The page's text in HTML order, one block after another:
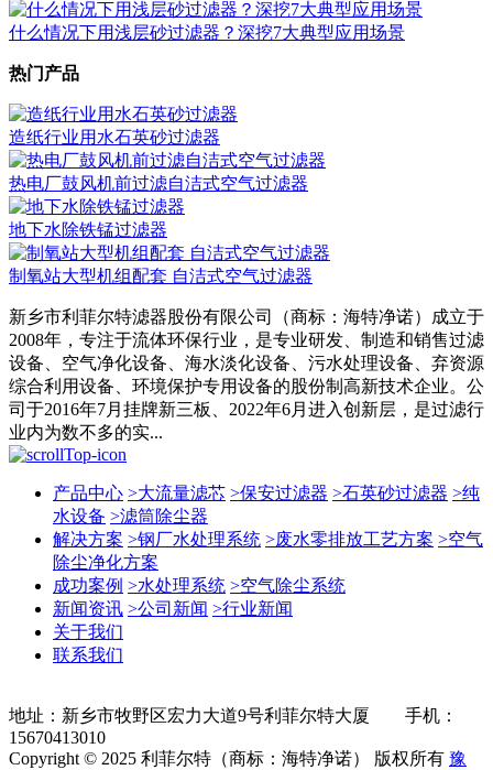
什么情况下用浅层砂过滤器？深挖7大典型应用场景
热门产品
造纸行业用水石英砂过滤器
热电厂鼓风机前过滤自洁式空气过滤器
地下水除铁锰过滤器
制氧站大型机组配套 自洁式空气过滤器
新乡市利菲尔特滤器股份有限公司（商标：海特净诺）成立于
2008年，专注于流体环保行业，是专业研发、制造和销售过滤
设备、空气净化设备、海水淡化设备、污水处理设备、弃资源
综合利用设备、环境保护专用设备的股份制高新技术企业。公
司于2016年7月挂牌新三板、2022年6月进入创新层，是过滤行
业内为数不多的实...
产品中心 >大流量滤芯 >保安过滤器 >石英砂过滤器 >纯
水设备 >滤筒除尘器
解决方案 >钢厂水处理系统 >废水零排放工艺方案 >空气
除尘净化方案
成功案例 >水处理系统 >空气除尘系统
新闻资讯 >公司新闻 >行业新闻
关于我们
联系我们
地址：新乡市牧野区宏力大道9号利菲尔特大厦 手机：
15670413010
Copyright © 2025 利菲尔特（商标：海特净诺） 版权所有 豫